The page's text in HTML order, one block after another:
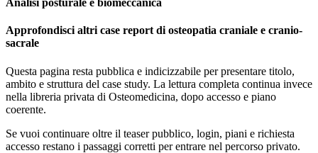
Analisi posturale e biomeccanica
Approfondisci altri case report di osteopatia craniale e cranio-
sacrale
Questa pagina resta pubblica e indicizzabile per presentare titolo,
ambito e struttura del case study. La lettura completa continua invece
nella libreria privata di Osteomedicina, dopo accesso e piano
coerente.
Se vuoi continuare oltre il teaser pubblico, login, piani e richiesta
accesso restano i passaggi corretti per entrare nel percorso privato.